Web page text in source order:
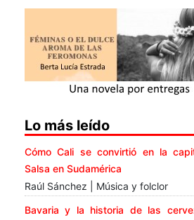
Lo más leído
Cómo Cali se convirtió en la
Salsa en Sudamérica
Raúl Sánchez | Música y folclor
Bavaria y la historia de las